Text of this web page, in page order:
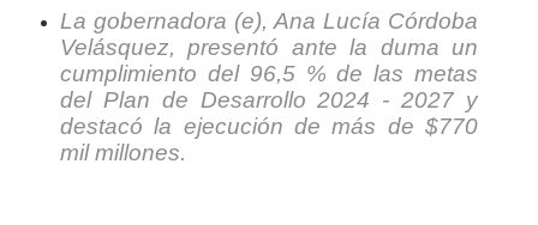
La gobernadora (e), Ana Lucía Córdoba
Velásquez, presentó ante la duma un
cumplimiento del 96,5 % de las metas
del Plan de Desarrollo 2024 - 2027 y
destacó la ejecución de más de $770
mil millones.